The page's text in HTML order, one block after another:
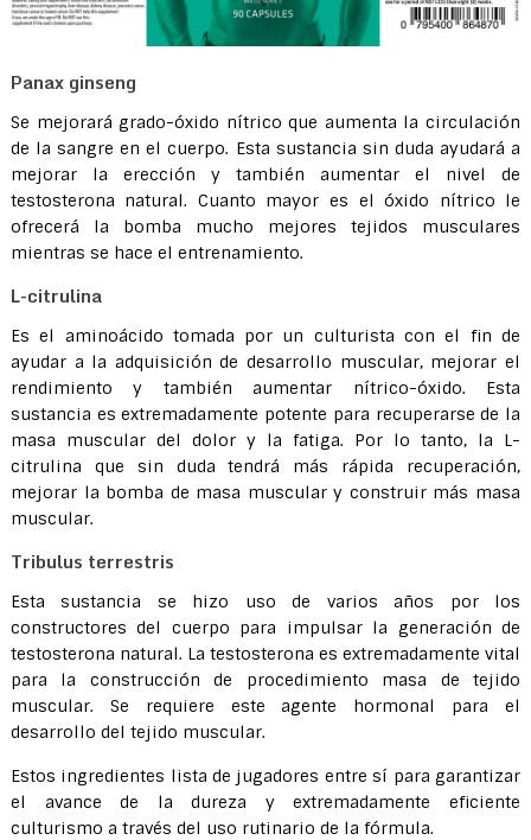
Panax ginseng
Se mejorará grado-óxido nítrico que aumenta la circulación
de la sangre en el cuerpo. Esta sustancia sin duda ayudará a
mejorar la erección y también aumentar el nivel de
testosterona natural. Cuanto mayor es el óxido nítrico le
ofrecerá la bomba mucho mejores tejidos musculares
mientras se hace el entrenamiento.
L-citrulina
Es el aminoácido tomada por un culturista con el fin de
ayudar a la adquisición de desarrollo muscular, mejorar el
rendimiento y también aumentar nítrico-óxido. Esta
sustancia es extremadamente potente para recuperarse de la
masa muscular del dolor y la fatiga. Por lo tanto, la L-
citrulina que sin duda tendrá más rápida recuperación,
mejorar la bomba de masa muscular y construir más masa
muscular.
Tribulus terrestris
Esta sustancia se hizo uso de varios años por los
constructores del cuerpo para impulsar la generación de
testosterona natural. La testosterona es extremadamente vital
para la construcción de procedimiento masa de tejido
muscular. Se requiere este agente hormonal para el
desarrollo del tejido muscular.
Estos ingredientes lista de jugadores entre sí para garantizar
el avance de la dureza y extremadamente eficiente
culturismo a través del uso rutinario de la fórmula.